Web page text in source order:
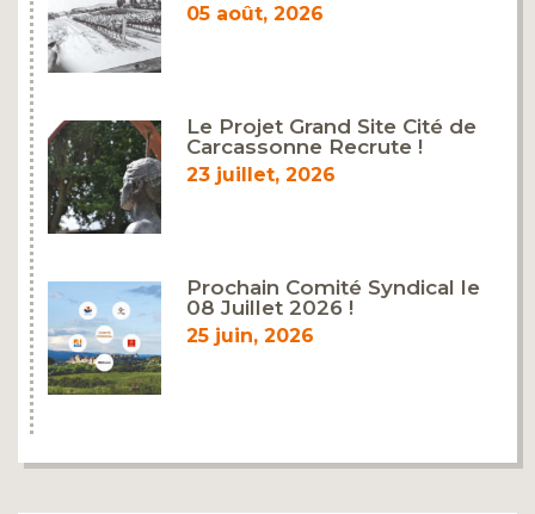
05 août, 2026
Le Projet Grand Site Cité de
Carcassonne Recrute !
23 juillet, 2026
Prochain Comité Syndical le
08 Juillet 2026 !
25 juin, 2026